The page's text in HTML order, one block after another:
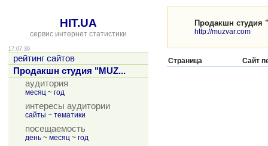
HIT.UA
сервис интернет статистики
17:07:39
рейтинг сайтов
Продакшн студия "MUZ...
аудитория
месяц ~ год
интересы аудитории
сайты ~ тематики
посещаемость
день ~ месяц ~ год
Продакшн студия
http://muzvar.com
Страница Сайт